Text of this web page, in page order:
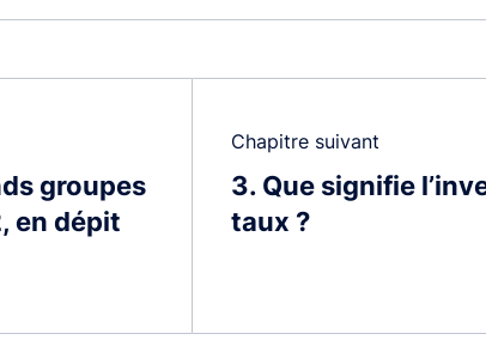
groupes
en dépit
Chapitre suivant
3 Que signifie
taux ?